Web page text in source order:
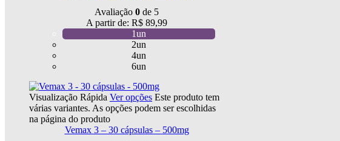
Avaliação 0 de 5
A partir de: R$ 89,99
1un
2un
4un
6un
Visualização Rápida Ver opções Este produto tem
várias variantes. As opções podem ser escolhidas
na página do produto
Vemax 3 – 30 cápsulas – 500mg